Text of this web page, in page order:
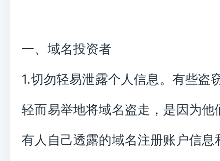
一、域名投资者
1.切勿轻易泄露个人信息。有些盗
轻而易举地将域名盗走，是因为他
有人自己透露的域名注册账户信息